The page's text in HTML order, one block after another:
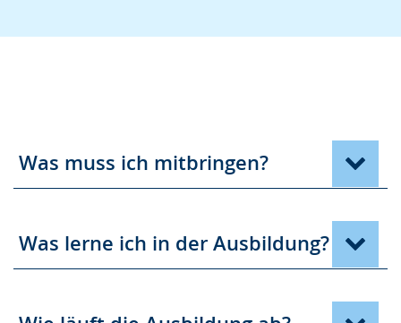
Was muss ich mitbringen?
Was lerne ich in der Ausbildung?